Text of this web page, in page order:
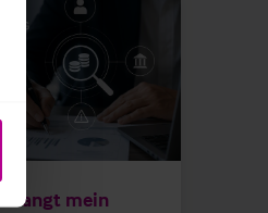
mein